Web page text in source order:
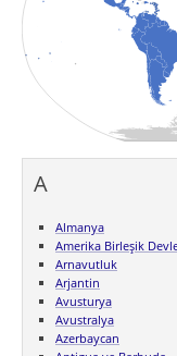
A
Almanya
Amerika Birleşik
Arnavutluk
Arjantin
Avusturya
Avustralya
Azerbaycan